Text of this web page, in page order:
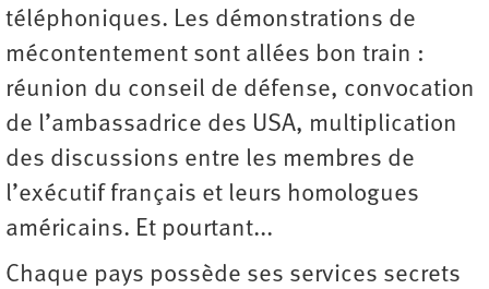
téléphoniques. Les démonstrations de
mécontentement sont allées bon train :
réunion du conseil de défense, convocation
de l’ambassadrice des USA, multiplication
des discussions entre les membres de
l’exécutif français et leurs homologues
américains. Et pourtant...
Chaque pays possède ses services secrets